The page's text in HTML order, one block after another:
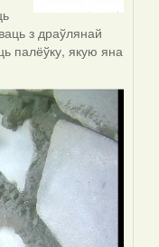
з драўлянай
палёўку, якую яна